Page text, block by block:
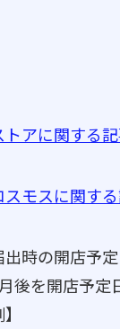
トアに関する
スモスに関す
時の開店予
後を開店予定